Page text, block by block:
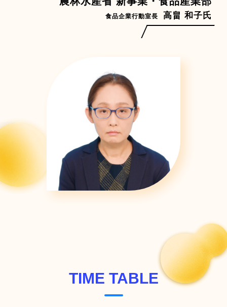
食品企業行動室長 高畠 和子 氏
TIME TABLE